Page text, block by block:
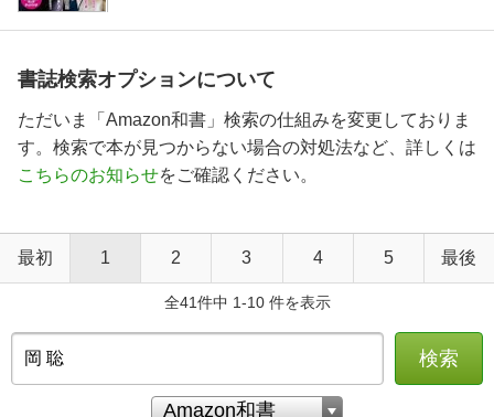
書誌検索オプションについて
ただいま「Amazon和書」検索の仕組みを変更しておりま
す。検索で本が見つからない場合の対処法など、詳しくは
こちらのお知らせをご確認ください。
最初 1 2 3 4 5 最後
全41件中 1-10 件を表示
検索